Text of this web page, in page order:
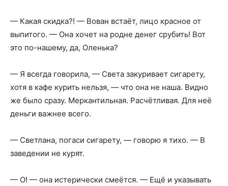
— Какая скидка?! — Вован встаёт, лицо красное от
выпитого. — Она хочет на родне денег срубить! Вот
это по-нашему, да, Оленька?
— Я всегда говорила, — Света закуривает сигарету,
хотя в кафе курить нельзя, — что она не наша. Видно
же было сразу. Меркантильная. Расчётливая. Для неё
деньги важнее всего.
— Светлана, погаси сигарету, — говорю я тихо. — В
заведении не курят.
— О! — она истерически смеётся. — Ещё и указывать